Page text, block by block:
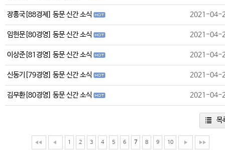
장흥국[88경제] 동문 신간 소식 2021-04-
임헌문[80경영] 동문 신간 소식 2021-04-
이상준[81경영] 동문 신간 소식 2021-04-
신동기[79경영] 동문 신간 소식 2021-04-
김무환[80경영] 동문 신간 소식 2021-04-
목
1 2 3 4 5 6 7 8 9 10